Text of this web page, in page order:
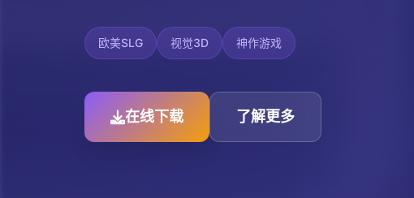
欧美SLG 视觉3D 神作游戏
在线下载 了解更多